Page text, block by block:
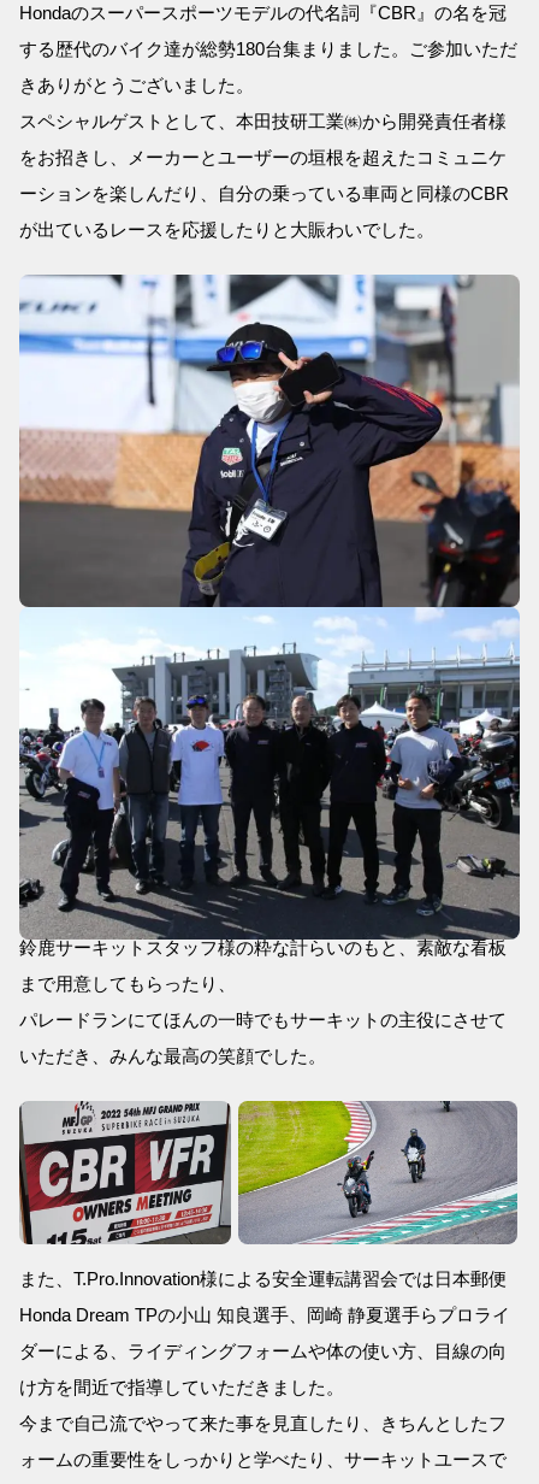
Hondaのスーパースポーツモデルの代名詞『CBR』の名を冠
する歴代のバイク達が総勢180台集まりました。ご参加いただ
きありがとうございました。
スペシャルゲストとして、本田技研工業㈱から開発責任者様
をお招きし、メーカーとユーザーの垣根を超えたコミュニケ
ーションを楽しんだり、自分の乗っている車両と同様のCBR
が出ているレースを応援したりと大賑わいでした。
鈴鹿サーキットスタッフ様の粋な計らいのもと、素敵な看板
まで用意してもらったり、
パレードランにてほんの一時でもサーキットの主役にさせて
いただき、みんな最高の笑顔でした。
また、T.Pro.Innovation様による安全運転講習会では日本郵便
Honda Dream TPの小山 知良選手、岡崎 静夏選手らプロライ
ダーによる、ライディングフォームや体の使い方、目線の向
け方を間近で指導していただきました。
今まで自己流でやって来た事を見直したり、きちんとしたフ
ォームの重要性をしっかりと学べたり、サーキットユースで